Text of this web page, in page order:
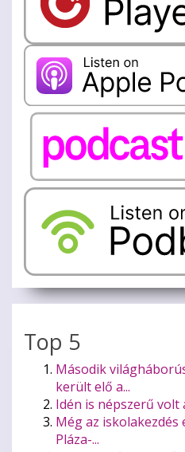
Top 5
Második
került elő a...
Idén is népszerű
Még az
Pláza-...